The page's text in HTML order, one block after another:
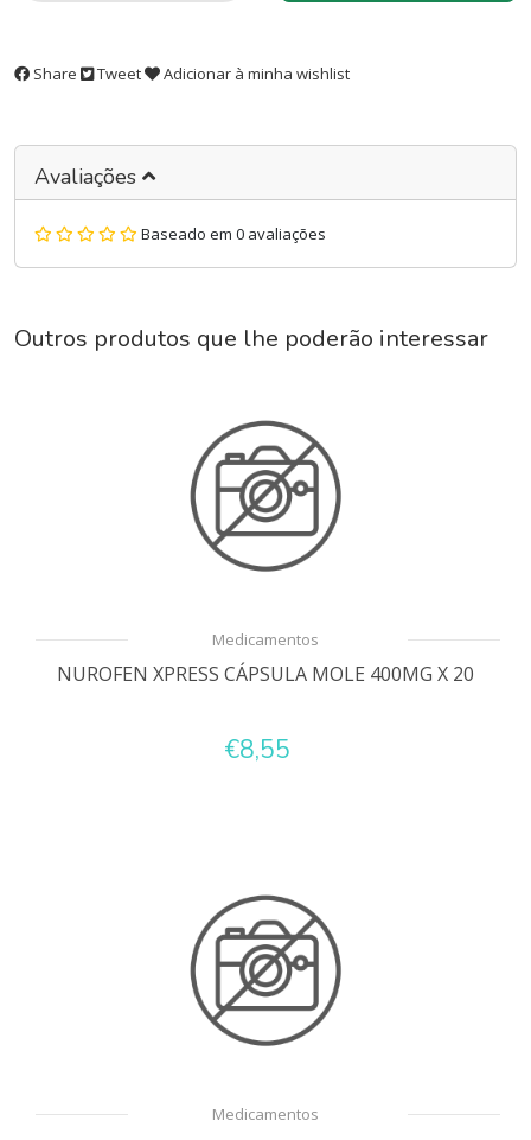
Share Tweet Adicionar à minha wishlist
Avaliações
Baseado em 0 avaliações
Outros produtos que lhe poderão interessar
Medicamentos
NUROFEN XPRESS CÁPSULA MOLE 400MG X 20
€8,55
Medicamentos